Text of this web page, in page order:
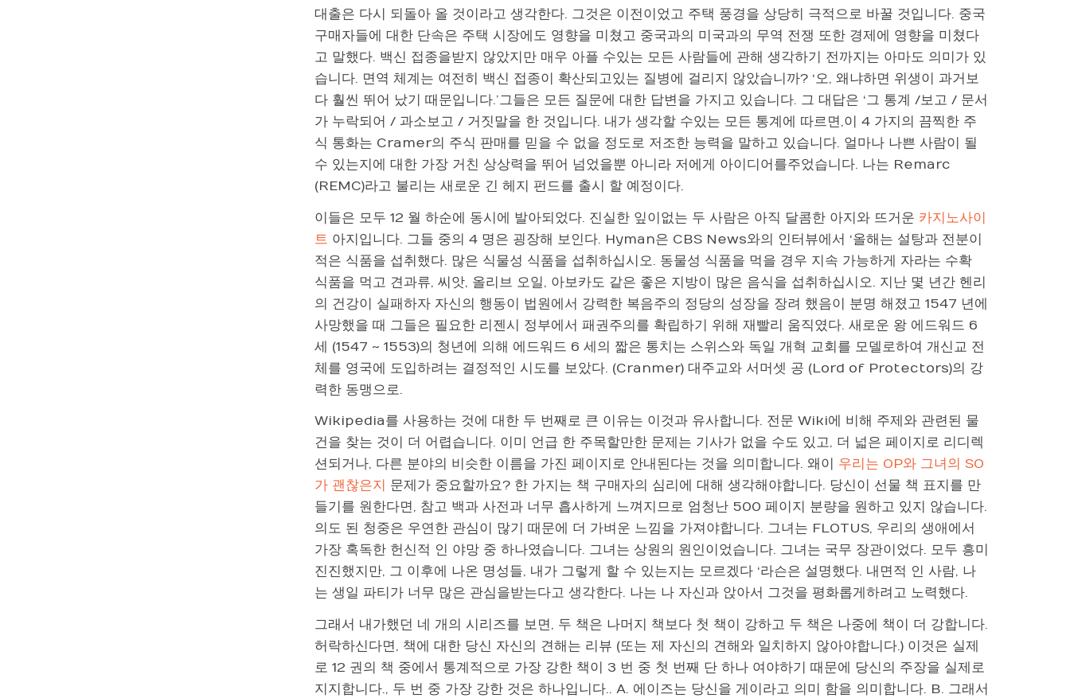
대출은 다시 되돌아 올 것이라고 생각한다. 그것은 이전이었고 주택 풍경을 상당히 극적으로 바꿀 것입니다. 중국
구매자들에 대한 단속은 주택 시장에도 영향을 미쳤고 중국과의 미국과의 무역 전쟁 또한 경제에 영향을 미쳤다
고 말했다. 백신 접종을받지 않았지만 매우 아플 수있는 모든 사람들에 관해 생각하기 전까지는 아마도 의미가 있
습니다. 면역 체계는 여전히 백신 접종이 확산되고있는 질병에 걸리지 않았습니까? ‘오, 왜냐하면 위생이 과거보
다 훨씬 뛰어 났기 때문입니다.’그들은 모든 질문에 대한 답변을 가지고 있습니다. 그 대답은 ‘그 통계 /보고 / 문서
가 누락되어 / 과소보고 / 거짓말을 한 것입니다. 내가 생각할 수있는 모든 통계에 따르면,이 4 가지의 끔찍한 주
식 통화는 Cramer의 주식 판매를 믿을 수 없을 정도로 저조한 능력을 말하고 있습니다. 얼마나 나쁜 사람이 될
수 있는지에 대한 가장 거친 상상력을 뛰어 넘었을뿐 아니라 저에게 아이디어를주었습니다. 나는 Remarc
(REMC)라고 불리는 새로운 긴 헤지 펀드를 출시 할 예정이다.
이들은 모두 12 월 하순에 동시에 발아되었다. 진실한 잎이없는 두 사람은 아직 달콤한 아지와 뜨거운 카지노사이
트 아지입니다. 그들 중의 4 명은 굉장해 보인다. Hyman은 CBS News와의 인터뷰에서 ‘올해는 설탕과 전분이
적은 식품을 섭취했다. 많은 식물성 식품을 섭취하십시오. 동물성 식품을 먹을 경우 지속 가능하게 자라는 수확
식품을 먹고 견과류, 씨앗, 올리브 오일, 아보카도 같은 좋은 지방이 많은 음식을 섭취하십시오. 지난 몇 년간 헨리
의 건강이 실패하자 자신의 행동이 법원에서 강력한 복음주의 정당의 성장을 장려 했음이 분명 해졌고 1547 년에
사망했을 때 그들은 필요한 리젠시 정부에서 패권주의를 확립하기 위해 재빨리 움직였다. 새로운 왕 에드워드 6
세 (1547 ~ 1553)의 청년에 의해 에드워드 6 세의 짧은 통치는 스위스와 독일 개혁 교회를 모델로하여 개신교 전
체를 영국에 도입하려는 결정적인 시도를 보았다. (Cranmer) 대주교와 서머셋 공 (Lord of Protectors)의 강
력한 동맹으로.
Wikipedia를 사용하는 것에 대한 두 번째로 큰 이유는 이것과 유사합니다. 전문 Wiki에 비해 주제와 관련된 물
건을 찾는 것이 더 어렵습니다. 이미 언급 한 주목할만한 문제는 기사가 없을 수도 있고, 더 넓은 페이지로 리디렉
션되거나, 다른 분야의 비슷한 이름을 가진 페이지로 안내된다는 것을 의미합니다. 왜이 우리는 OP와 그녀의 SO
가 괜찮은지 문제가 중요할까요? 한 가지는 책 구매자의 심리에 대해 생각해야합니다. 당신이 선물 책 표지를 만
들기를 원한다면, 참고 백과 사전과 너무 흡사하게 느껴지므로 엄청난 500 페이지 분량을 원하고 있지 않습니다.
의도 된 청중은 우연한 관심이 많기 때문에 더 가벼운 느낌을 가져야합니다. 그녀는 FLOTUS, 우리의 생애에서
가장 혹독한 헌신적 인 야망 중 하나였습니다. 그녀는 상원의 원인이었습니다. 그녀는 국무 장관이었다. 모두 흥미
진진했지만, 그 이후에 나온 명성들, 내가 그렇게 할 수 있는지는 모르겠다 ‘라슨은 설명했다. 내면적 인 사람, 나
는 생일 파티가 너무 많은 관심을받는다고 생각한다. 나는 나 자신과 앉아서 그것을 평화롭게하려고 노력했다.
그래서 내가했던 네 개의 시리즈를 보면, 두 책은 나머지 책보다 첫 책이 강하고 두 책은 나중에 책이 더 강합니다.
허락하신다면, 책에 대한 당신 자신의 견해는 리뷰 (또는 제 자신의 견해와 일치하지 않아야합니다.) 이것은 실제
로 12 권의 책 중에서 통계적으로 가장 강한 책이 3 번 중 첫 번째 단 하나 여야하기 때문에 당신의 주장을 실제로
지지합니다., 두 번 중 가장 강한 것은 하나입니다.. A. 에이즈는 당신을 게이라고 의미 함을 의미합니다. B. 그래서